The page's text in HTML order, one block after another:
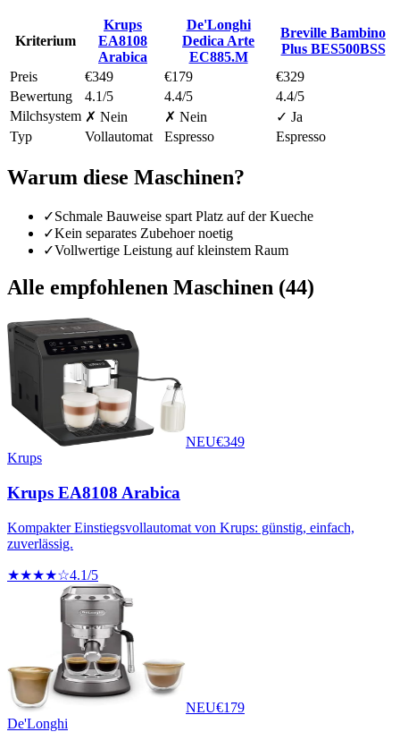
Kriterium
Krups
EA8108
Arabica
De'Longhi
Dedica Arte
EC885.M
Breville Bambino
Plus BES500BSS
Preis
€349 €179
€329
Bewertung
4.1/5 4.4/5
4.4/5
Milchsystem ✗ Nein ✗ Nein
✓ Ja
Typ
Vollautomat Espresso Espresso
Warum diese Maschinen?
✓Schmale Bauweise spart Platz auf der Kueche
✓Kein separates Zubehoer noetig
✓Vollwertige Leistung auf kleinstem Raum
Alle empfohlenen Maschinen (44)
NEU€349
Krups
Krups EA8108 Arabica
Kompakter Einstiegsvollautomat von Krups: günstig, einfach,
zuverlässig.
★★★★☆4.1/5
NEU€179
De'Longhi